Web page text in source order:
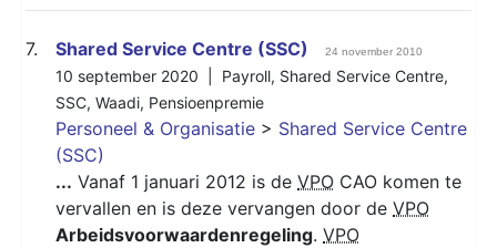
7. Shared Service Centre (SSC) 24 november 2010
10 september 2020 | Payroll, Shared Service Centre,
SSC, Waadi, Pensioenpremie
Personeel & Organisatie > Shared Service Centre
(SSC)
... Vanaf 1 januari 2012 is de VPO CAO komen te
vervallen en is deze vervangen door de VPO
Arbeidsvoorwaardenregeling. VPO